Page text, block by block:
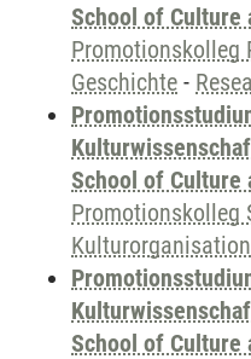
School of Culture
Promotionskolleg
Geschichte -
School of Culture
Promotionskolleg
Kulturorganisation
School of Culture